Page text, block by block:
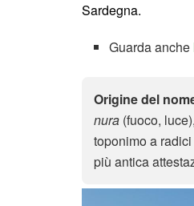
Sardegna.
Guarda anche
Origine del
nura (fuoco,
toponimo a
più antica